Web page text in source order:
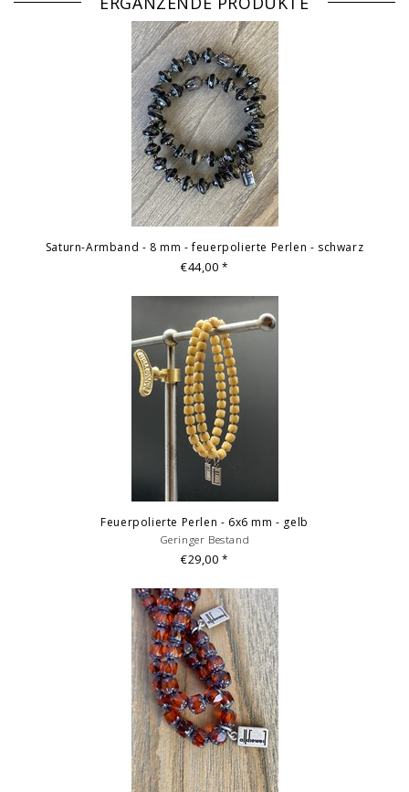
Saturn-Armband - 8 mm - feuerpolierte Perlen - schwarz
€44,00*
Feuerpolierte Perlen - 6x6 mm - gelb
Geringer Bestand
€29,00*